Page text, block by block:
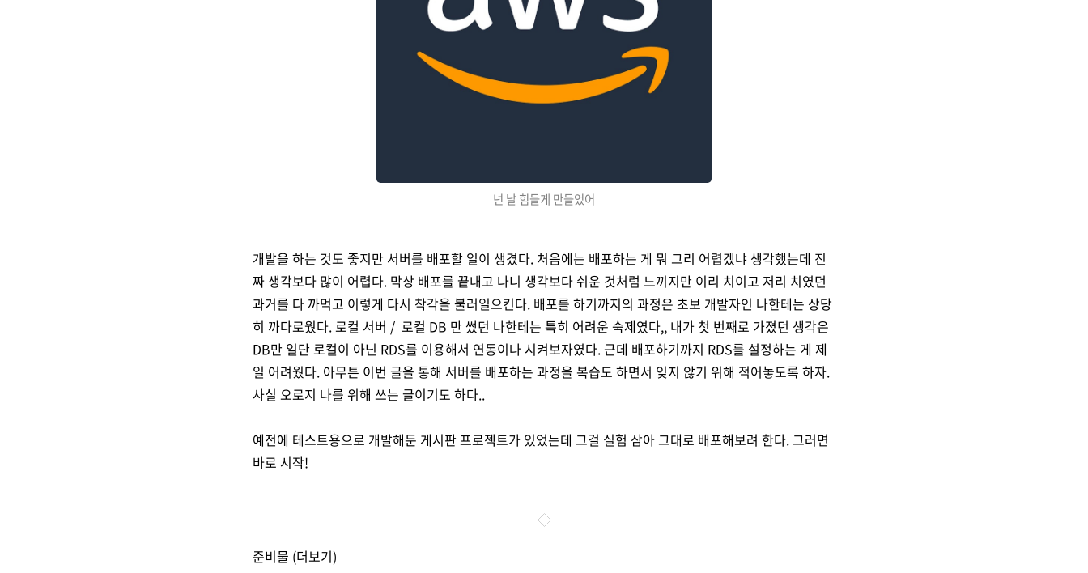
넌 날 힘들게 만들었어
개발을 하는 것도 좋지만 서버를 배포할 일이 생겼다. 처음에는 배포하는 게 뭐 그리 어렵겠냐 생각했는데 진
짜 생각보다 많이 어렵다. 막상 배포를 끝내고 나니 생각보다 쉬운 것처럼 느끼지만 이리 치이고 저리 치였던
과거를 다 까먹고 이렇게 다시 착각을 불러일으킨다. 배포를 하기까지의 과정은 초보 개발자인 나한테는 상당
히 까다로웠다. 로컬 서버 / 로컬 DB 만 썼던 나한테는 특히 어려운 숙제였다,, 내가 첫 번째로 가졌던 생각은
DB만 일단 로컬이 아닌 RDS를 이용해서 연동이나 시켜보자였다. 근데 배포하기까지 RDS를 설정하는 게 제
일 어려웠다. 아무튼 이번 글을 통해 서버를 배포하는 과정을 복습도 하면서 잊지 않기 위해 적어놓도록 하자.
사실 오로지 나를 위해 쓰는 글이기도 하다..
예전에 테스트용으로 개발해둔 게시판 프로젝트가 있었는데 그걸 실험 삼아 그대로 배포해보려 한다. 그러면
바로 시작!
준비물 (더보기)